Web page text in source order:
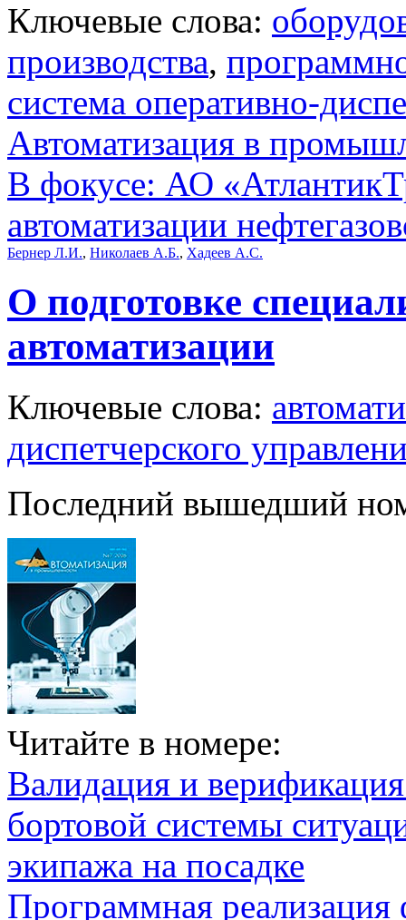
Ключевые слова:
производства,
система оперативно-
Автоматизация в
В фокусе: АО
автоматизации
Бернер Л.И., Николаев А.Б., Хадеев А.С.
О подготовке
автоматизации
Ключевые слова:
диспетчерского
Последний вышедший
Читайте в номере:
Валидация и
бортовой системы
экипажа на посадке
Программная